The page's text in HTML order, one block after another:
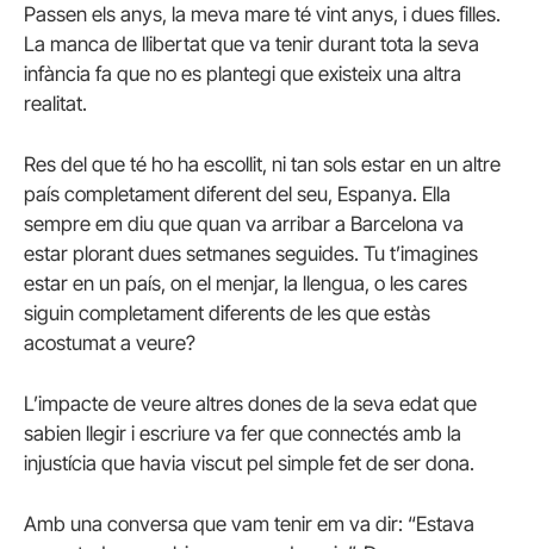
Passen els anys, la meva mare té vint anys, i dues filles.
La manca de llibertat que va tenir durant tota la seva
infància fa que no es plantegi que existeix una altra
realitat.
Res del que té ho ha escollit, ni tan sols estar en un altre
país completament diferent del seu, Espanya. Ella
sempre em diu que quan va arribar a Barcelona va
estar plorant dues setmanes seguides. Tu t’imagines
estar en un país, on el menjar, la llengua, o les cares
siguin completament diferents de les que estàs
acostumat a veure?
L’impacte de veure altres dones de la seva edat que
sabien llegir i escriure va fer que connectés amb la
injustícia que havia viscut pel simple fet de ser dona.
Amb una conversa que vam tenir em va dir: “Estava